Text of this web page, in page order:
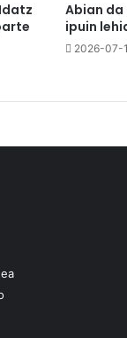
Abian da
ipuin
2026-07-